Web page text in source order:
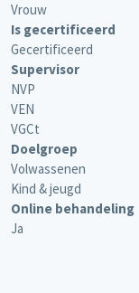
Vrouw
Is gecertificeerd
Gecertificeerd
Supervisor
NVP
VEN
VGCt
Doelgroep
Volwassenen
Kind & jeugd
Online behandeling
Ja